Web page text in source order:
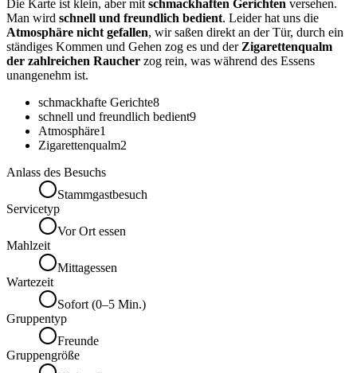
Die Karte ist klein, aber mit schmackhaften Gerichten versehen.
Man wird schnell und freundlich bedient. Leider hat uns die
Atmosphäre nicht gefallen, wir saßen direkt an der Tür, durch ein
ständiges Kommen und Gehen zog es und der Zigarettenqualm
der zahlreichen Raucher zog rein, was während des Essens
unangenehm ist.
schmackhafte Gerichte8
schnell und freundlich bedient9
Atmosphäre1
Zigarettenqualm2
Anlass des Besuchs
Stammgastbesuch
Servicetyp
Vor Ort essen
Mahlzeit
Mittagessen
Wartezeit
Sofort (0–5 Min.)
Gruppentyp
Freunde
Gruppengröße